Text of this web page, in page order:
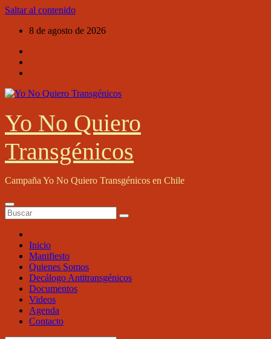
Saltar al contenido
8 de agosto de 2026
Yo No Quiero
Transgénicos
Campaña Yo No Quiero Transgénicos en Chile
Inicio
Manifiesto
Quienes Somos
Decálogo Antitransgénicos
Documentos
Videos
Agenda
Contacto